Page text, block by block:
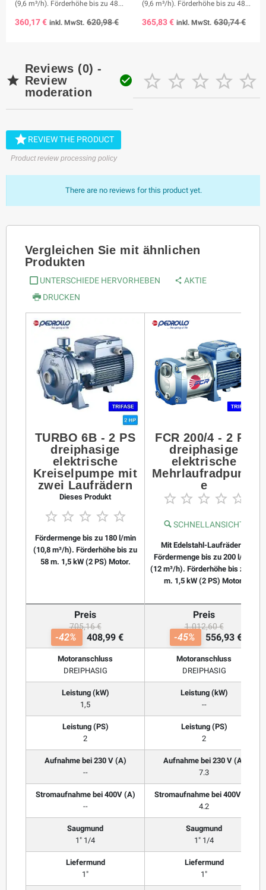
(9,6 m³/h). Förderhöhe bis zu 48...
360,17 € inkl. MwSt. 620,98 €
(9,6 m³/h). Förderhöhe bis zu 48...
365,83 € inkl. MwSt. 630,74 €

Reviews (0) -
Review
moderation
     
REVIEW THE PRODUCT
Product review processing policy
There are no reviews for this product yet.
Vergleichen Sie mit ähnlichen
Produkten
UNTERSCHIEDE HERVORHEBEN
AKTIE
DRUCKEN
TURBO 6B - 2 PS
dreiphasige
elektrische
Kreiselpumpe mit
zwei Laufrädern
Dieses Produkt
    
Fördermenge bis zu 180 l/min
(10,8 m³/h). Förderhöhe bis zu
58 m. 1,5 kW (2 PS) Motor.
FCR 200/4 - 2 PS
dreiphasige
elektrische
Mehrlaufradpump
e
    
SCHNELLANSICHT
Mit Edelstahl-Laufrädern.
Fördermenge bis zu 200 l/min
(12 m³/h). Förderhöhe bis zu 58
m. 1,5 kW (2 PS) Motor.
Preis
705,16 €
-42% 408,99 €
Preis
1.012,60 €
-45% 556,93 €
Motoranschluss
DREIPHASIG
Motoranschluss
DREIPHASIG
Leistung (kW)
1,5
Leistung (kW)
--
Leistung (PS)
2
Leistung (PS)
2
Aufnahme bei 230 V (A)
--
Aufnahme bei 230 V (A)
7.3
Stromaufnahme bei 400V (A)
--
Stromaufnahme bei 400V (A)
4.2
Saugmund
1" 1/4
Saugmund
1" 1/4
Liefermund
1"
Liefermund
1"